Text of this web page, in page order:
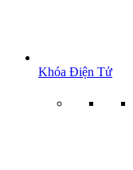
Khóa Điện Tử